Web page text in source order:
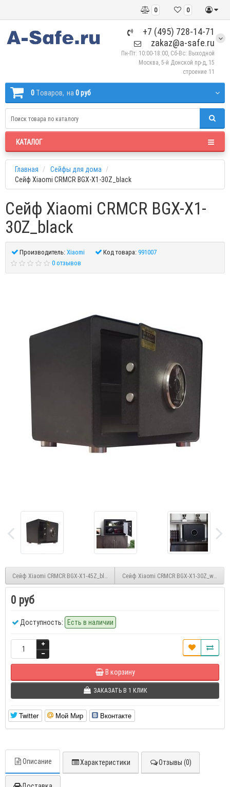
0
0
+7 (495) 728-14-71
zakaz@a-safe.ru
Пн-Пт: 10:00-18:00, Сб-Вс: Выходной
Москва, 5-й Донской пр-д, 15
строение 11
0 Tоваров, на 0 руб
КАТАЛОГ
Главная
Сейфы для дома
Сейф Xiaomi CRMCR BGX-X1-30Z_black
Сейф Xiaomi CRMCR BGX-X1-
30Z_black
Производитель:Xiaomi Код товара:991007
0 отзывов
Сейф Xiaomi CRMCR BGX-X1-45Z_black Сейф Xiaomi CRMCR BGX-X1-30Z_white
0 руб
Доступность: Есть в наличии
В корзину
ЗАКАЗАТЬ В 1 КЛИК
Twitter Мой Мир Вконтакте
Описание Характеристики Отзывы (0)